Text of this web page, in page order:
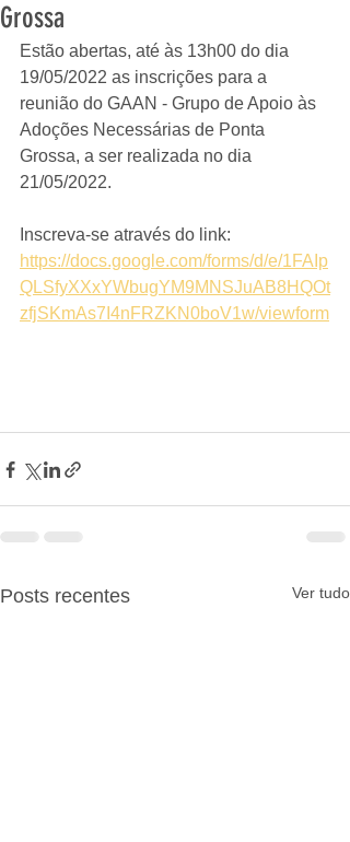
Grossa
Estão abertas, até às 13h00 do dia
19/05/2022 as inscrições para a
reunião do GAAN - Grupo de Apoio às
Adoções Necessárias de Ponta
Grossa, a ser realizada no dia
21/05/2022.
Inscreva-se através do link:
https://docs.google.com/forms/d/e/1FAIp
QLSfyXXxYWbugYM9MNSJuAB8HQOt
zfjSKmAs7I4nFRZKN0boV1w/viewform
Posts recentes Ver tudo